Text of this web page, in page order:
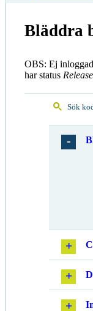
Bläddra
OBS: Ej
har status
Sök